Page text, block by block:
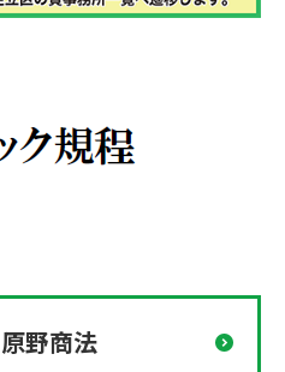
原野商法